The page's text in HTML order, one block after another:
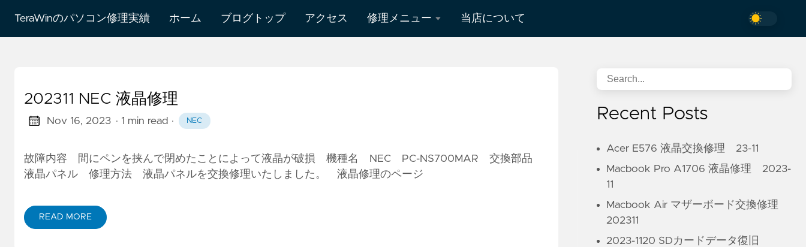
TeraWinのパソコン修理実績 ホーム ブログトップ アクセス 修理メニュー 当店について
202311 NEC 液晶修理
Nov 16, 2023 · 1 min read · NEC
故障内容 間にペンを挟んで閉めたことによって液晶が破損 機種名 NEC PC-NS700MAR 交換部品
液晶パネル 修理方法 液晶パネルを交換修理いたしました。 液晶修理のページ
READ MORE
Recent Posts
Acer E576 液晶交換修理 23-11
Macbook Pro A1706 液晶修理 2023-
11
Macbook Air マザーボード交換修理
202311
2023-1120 SDカードデータ復旧